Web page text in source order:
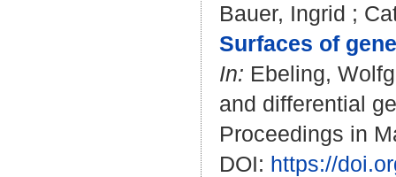
Bauer, Ingrid ;
Surfaces of
In: Ebeling,
and differential
Proceedings in
DOI: https://